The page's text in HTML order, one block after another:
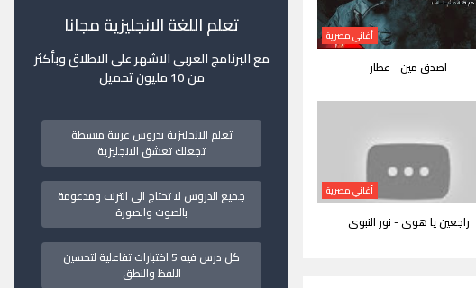
أغاني مصرية
اصدق مين - عطار
أغاني مصرية
راجعين يا هوى - نور النبوي
تعلم اللغة الانجليزية مجانا
مع البرنامج العربي الاشهر على الاطلاق وبأكثر
من 10 مليون تحميل
تعلم الانجليزية بدروس عربية مبسطة
تجعلك تعشق الانجليزية
جميع الدروس لا تحتاج الى انترنت ومدعومة
بالصوت والصورة
كل درس فيه 5 اختبارات تفاعلية لتحسين
اللفظ والنطق